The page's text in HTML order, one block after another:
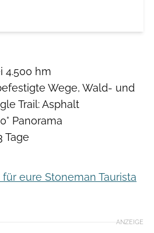
4.500 hm
Wege, Wald- und
Trail: Asphalt
Panorama
Tage
eure Stoneman Taurista
ANZEIGE